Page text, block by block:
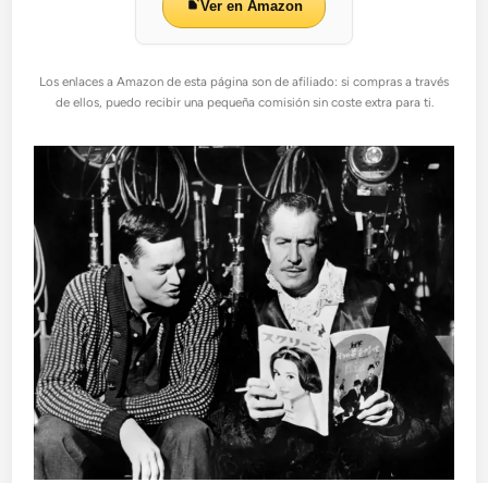
Ver en Amazon
Los enlaces a Amazon de esta página son de afiliado: si compras a través
de ellos, puedo recibir una pequeña comisión sin coste extra para ti.